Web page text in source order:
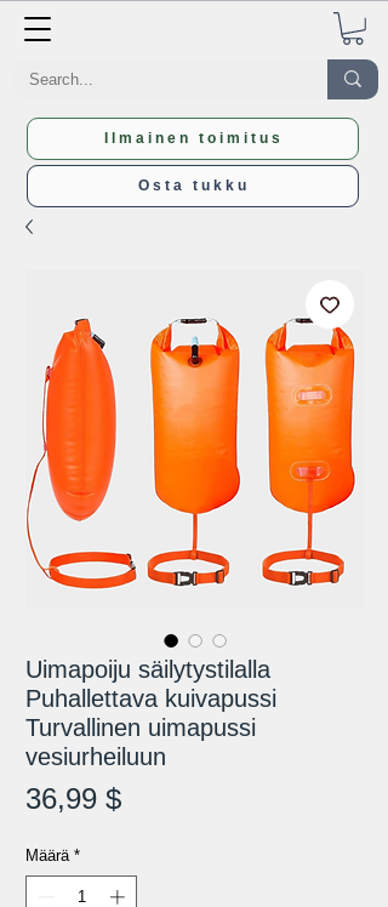
Ilmainen toimitus
Osta tukku
Uimapoiju säilytystilalla
Puhallettava kuivapussi
Turvallinen uimapussi
vesiurheiluun
36,99 $Hinta
Määrä *